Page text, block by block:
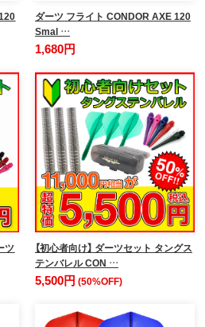
ダーツ フライト CONDOR AXE 120
Smal …
1,680円
ツ
【初心者向け】 ダーツセット タングス
テンバレル CON …
5,500円 (50%OFF)